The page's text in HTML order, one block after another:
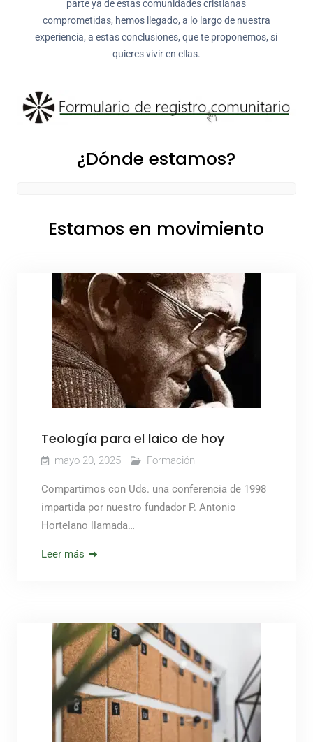
parte ya de estas comunidades cristianas
comprometidas, hemos llegado, a lo largo de nuestra
experiencia, a estas conclusiones, que te proponemos, si
quieres vivir en ellas.
¿Dónde estamos?
Estamos en movimiento
Teología para el laico de hoy
mayo 20, 2025 Formación
Compartimos con Uds. una conferencia de 1998
impartida por nuestro fundador P. Antonio
Hortelano llamada…
Leer más